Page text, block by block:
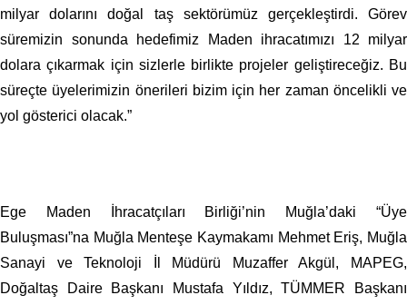
milyar dolarını doğal taş sektörümüz gerçekleştirdi. Görev
süremizin sonunda hedefimiz Maden ihracatımızı 12 milyar
dolara çıkarmak için sizlerle birlikte projeler geliştireceğiz. Bu
süreçte üyelerimizin önerileri bizim için her zaman öncelikli ve
yol gösterici olacak.”
Ege Maden İhracatçıları Birliği’nin Muğla’daki “Üye
Buluşması”na Muğla Menteşe Kaymakamı Mehmet Eriş, Muğla
Sanayi ve Teknoloji İl Müdürü Muzaffer Akgül, MAPEG,
Doğaltaş Daire Başkanı Mustafa Yıldız, TÜMMER Başkanı